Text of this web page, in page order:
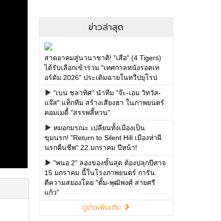
ข่าวล่าสุด
สาดอาคมสู่นานาชาติ! "เสือ" (4 Tigers)
ได้รับเลือกเข้าร่วม "เทศกาลหนังรอตเท
อร์ดัม 2026" ประเดิมฉายในทวีปยุโรป
"เบน ชลาทิศ" นำทีม "จ๊ะ-เอม วิทวัส-
แจ๊ส" แท็กทีม สร้างเสียงฮา ในภาพยนตร์
คอมเมดี้ "สรรพลี้หวน"
หมอกมรณะ เปลี่ยนทั้งเมืองเป็น
ขุมนรก! "Return to Silent Hill เมืองห่าผี
นรกคืนชีพ" 22 มกราคม ปีหน้า!
"พนอ 2" ลองของขั้นสุด ต้องปลุกปีศาจ
15 มกราคม นี้ในโรงภาพยนตร์ การัน
ตีความสยองโดย "ตั้ม-พุฒิพงศ์ สายศรี
แก้ว"
ดูข่าวเพิ่มเติม